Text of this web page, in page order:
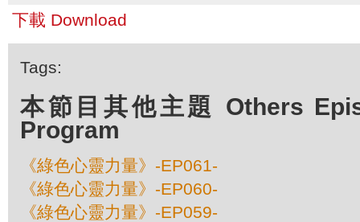
下載 Download
Tags:
本節目其他主題 Others
Program
《綠色心靈力量》-EP061-
《綠色心靈力量》-EP060-
《綠色心靈力量》-EP059-